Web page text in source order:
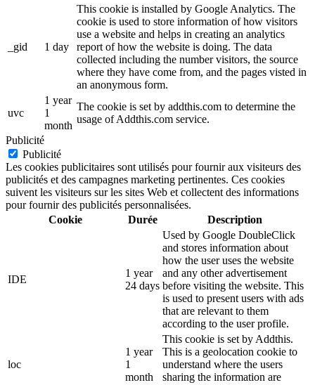
_gid 1 day
This cookie is installed by Google Analytics. The
cookie is used to store information of how visitors
use a website and helps in creating an analytics
report of how the website is doing. The data
collected including the number visitors, the source
where they have come from, and the pages visted in
an anonymous form.
uvc
1 year
1
month
The cookie is set by addthis.com to determine the
usage of Addthis.com service.
Publicité
Publicité
Les cookies publicitaires sont utilisés pour fournir aux visiteurs des
publicités et des campagnes marketing pertinentes. Ces cookies
suivent les visiteurs sur les sites Web et collectent des informations
pour fournir des publicités personnalisées.
Cookie
Durée Description
IDE
1 year
24 days
Used by Google DoubleClick
and stores information about
how the user uses the website
and any other advertisement
before visiting the website. This
is used to present users with ads
that are relevant to them
according to the user profile.
loc
1 year
1
month
This cookie is set by Addthis.
This is a geolocation cookie to
understand where the users
sharing the information are